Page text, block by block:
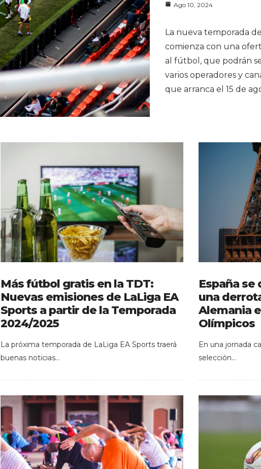
Ago 10, 2024
La nueva temporada
comienza con una
al fútbol, que podrán
varios operadores y
que arranca el 15 de
Más fútbol gratis en la TDT:
Nuevas emisiones de LaLiga EA
Sports a partir de la Temporada
2024/2025
La próxima temporada de LaLiga EA Sports traerá
buenas noticias…
España
una
Alemania
Olímpicos
En una jornada
selección…